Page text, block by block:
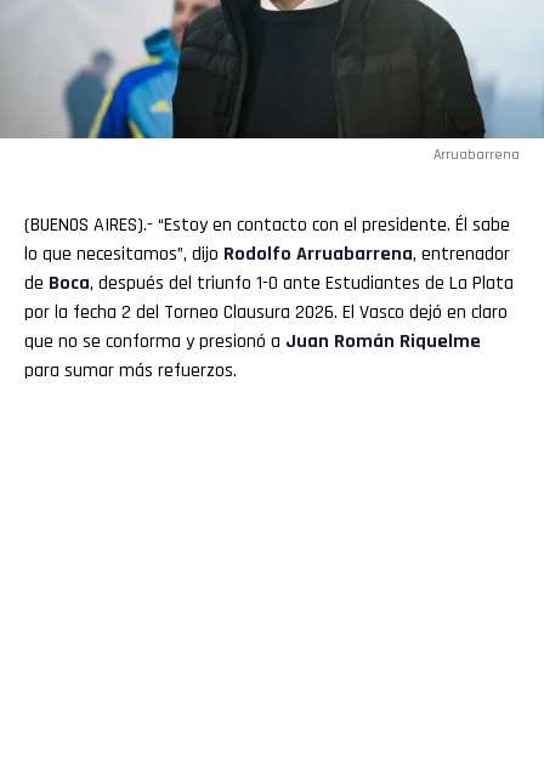
Arruabarrena
(BUENOS AIRES).- “Estoy en contacto con el presidente. Él sabe
lo que necesitamos”, dijo Rodolfo Arruabarrena, entrenador
de Boca, después del triunfo 1-0 ante Estudiantes de La Plata
por la fecha 2 del Torneo Clausura 2026. El Vasco dejó en claro
que no se conforma y presionó a Juan Román Riquelme
para sumar más refuerzos.